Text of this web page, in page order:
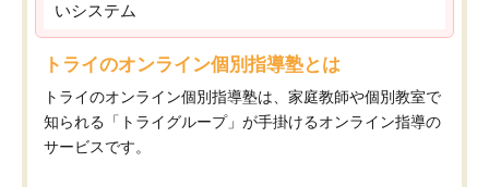
いシステム
トライのオンライン個別指導塾とは
トライのオンライン個別指導塾は、家庭教師や個別教室で
知られる「トライグループ」が手掛けるオンライン指導の
サービスです。